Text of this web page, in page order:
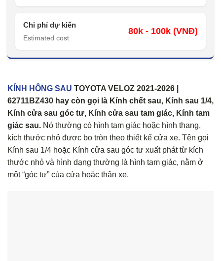
Chi phí dự kiến
Estimated cost
80k - 100k (VNĐ)
KÍNH HÔNG SAU TOYOTA VELOZ 2021-2026 |
62711BZ430 hay còn gọi là Kính chết sau, Kính sau 1/4,
Kính cửa sau góc tư, Kính cửa sau tam giác, Kính tam
giác sau. Nó thường có hình tam giác hoặc hình thang,
kích thước nhỏ được bo tròn theo thiết kế cửa xe. Tên gọi
Kính sau 1/4 hoặc Kính cửa sau góc tư xuất phát từ kích
thước nhỏ và hình dạng thường là hình tam giác, nằm ở
một “góc tư” của cửa hoặc thân xe.